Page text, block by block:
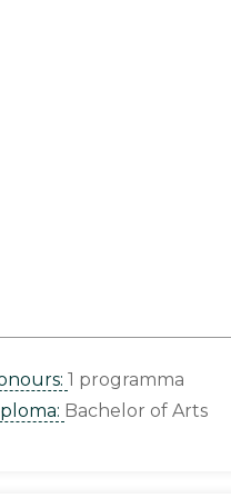
1 programma
Bachelor of Arts